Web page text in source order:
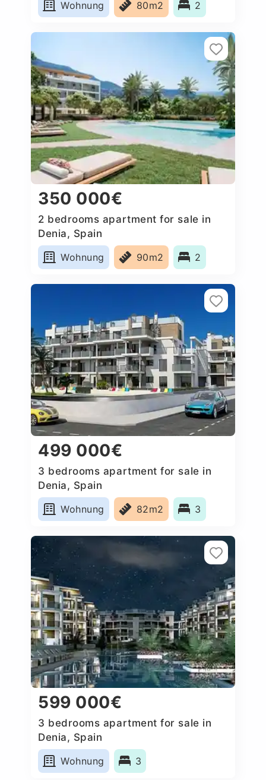
Wohnung 80m2 2
350 000€
2 bedrooms apartment for sale in
Denia, Spain
Wohnung
90m2 2
499 000€
3 bedrooms apartment for sale in
Denia, Spain
Wohnung
82m2 3
599 000€
3 bedrooms apartment for sale in
Denia, Spain
Wohnung
3